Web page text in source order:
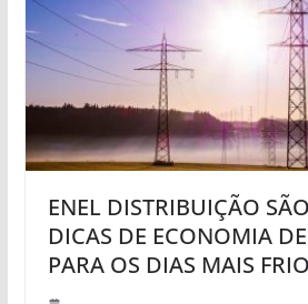
ENEL DISTRIBUIÇÃO
DICAS DE ECONOMIA
PARA OS DIAS MAIS